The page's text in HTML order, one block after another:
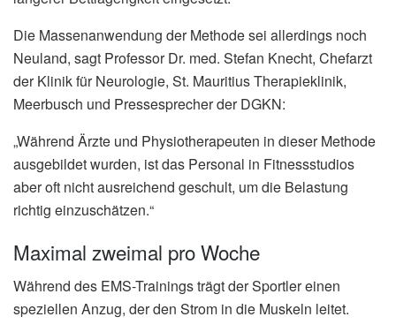
Die Massenanwendung der Methode sei allerdings noch
Neuland, sagt Professor Dr. med. Stefan Knecht, Chefarzt
der Klinik für Neurologie, St. Mauritius Therapieklinik,
Meerbusch und Pressesprecher der DGKN:
„Während Ärzte und Physiotherapeuten in dieser Methode
ausgebildet wurden, ist das Personal in Fitnessstudios
aber oft nicht ausreichend geschult, um die Belastung
richtig einzuschätzen.“
Maximal zweimal pro Woche
Während des EMS-Trainings trägt der Sportler einen
speziellen Anzug, der den Strom in die Muskeln leitet.